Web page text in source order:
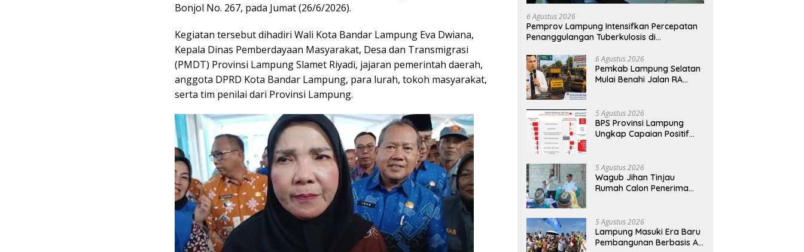
Bonjol No. 267, pada Jumat (26/6/2026).
Kegiatan tersebut dihadiri Wali Kota Bandar Lampung Eva Dwiana,
Kepala Dinas Pemberdayaan Masyarakat, Desa dan Transmigrasi
(PMDT) Provinsi Lampung Slamet Riyadi, jajaran pemerintah daerah,
anggota DPRD Kota Bandar Lampung, para lurah, tokoh masyarakat,
serta tim penilai dari Provinsi Lampung.
6 Agustus 2026
Pemprov Lampung Intensifkan Percepatan
Penanggulangan Tuberkulosis di
6 Agustus 2026
Pemkab Lampung Selatan
Mulai Benahi Jalan RA
Demi Keselamatan
Pengguna Jalan
5 Agustus 2026
BPS Provinsi Lampung
Ungkap Capaian Positif
Ekonomi Terus Tumbuh
5 Agustus 2026
Wagub Jihan Tinjau
Rumah Calon Penerima
dan Serap Aspirasi
Masyarakat
5 Agustus 2026
Lampung Masuki Era Baru
Pembangunan Berbasis AI,